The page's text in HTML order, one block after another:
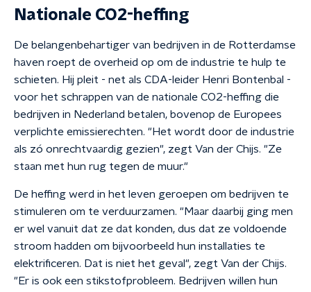
Nationale CO2-heffing
De belangenbehartiger van bedrijven in de Rotterdamse
haven roept de overheid op om de industrie te hulp te
schieten. Hij pleit - net als CDA-leider Henri Bontenbal -
voor het schrappen van de nationale CO2-heffing die
bedrijven in Nederland betalen, bovenop de Europees
verplichte emissierechten. "Het wordt door de industrie
als zó onrechtvaardig gezien", zegt Van der Chijs. "Ze
staan met hun rug tegen de muur."
De heffing werd in het leven geroepen om bedrijven te
stimuleren om te verduurzamen. "Maar daarbij ging men
er wel vanuit dat ze dat konden, dus dat ze voldoende
stroom hadden om bijvoorbeeld hun installaties te
elektrificeren. Dat is niet het geval", zegt Van der Chijs.
"Er is ook een stikstofprobleem. Bedrijven willen hun